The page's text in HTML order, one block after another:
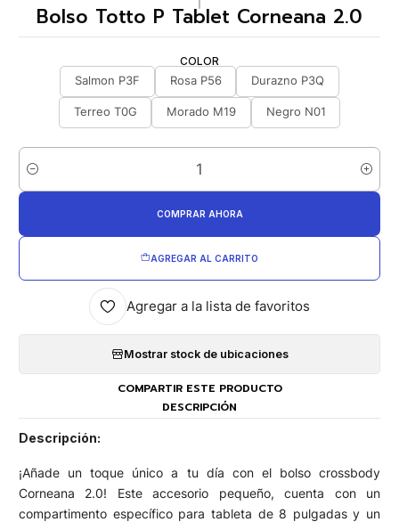
Bolso Totto P Tablet Corneana 2.0
COLOR
Salmon P3F
Rosa P56 Durazno P3Q
Terreo T0G Morado M19 Negro N01
Cantidad
AGREGAR AL CARRITO
COMPRAR AHORA
Agregar a la lista de favoritos
Mostrar stock de ubicaciones
COMPARTIR ESTE PRODUCTO
DESCRIPCIÓN
Descripción:
¡Añade un toque único a tu día con el bolso crossbody
Corneana 2.0! Este accesorio pequeño, cuenta con un
compartimento específico para tableta de 8 pulgadas y un